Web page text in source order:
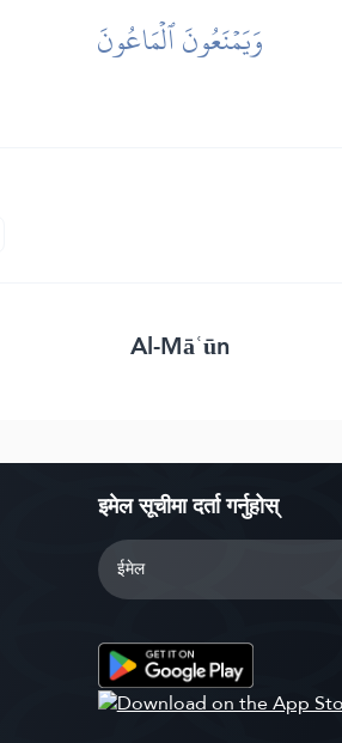
وَيَمۡنَعُونَ ٱلۡمَاعُونَ
Al-Māʿūn
इमेल सूचीमा दर्ता गर्नुहोस्